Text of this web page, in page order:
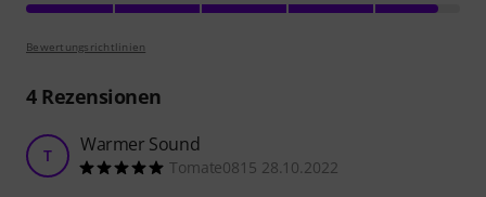
Bewertungsrichtlinien
4Rezensionen
T Warmer Sound
Tomate0815 28.10.2022